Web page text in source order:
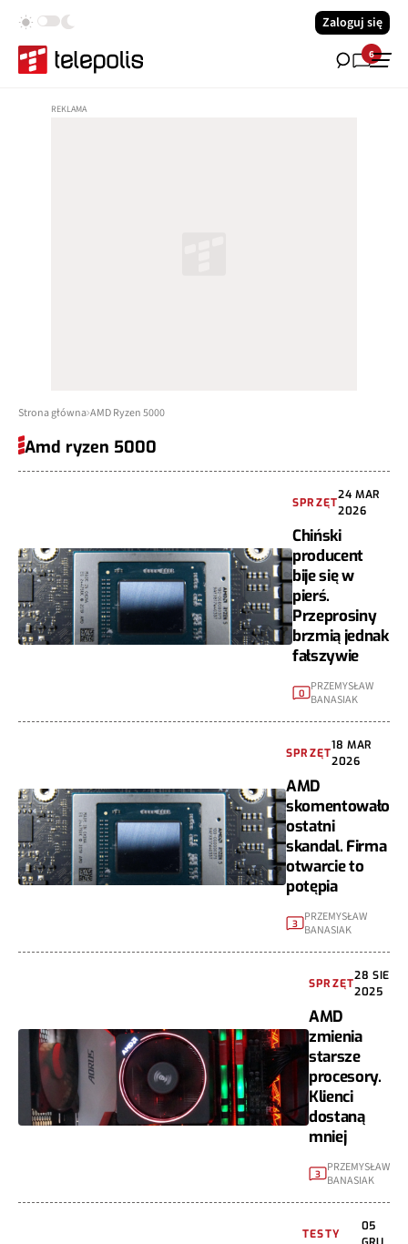
Zaloguj się
6
Strona główna AMD Ryzen 5000
Amd ryzen 5000
SPRZĘT
24 MAR
2026
Chiński
producent
bije się w
pierś.
Przeprosiny
brzmią jednak
fałszywie
0
PRZEMYSŁAW
BANASIAK
SPRZĘT
18 MAR
2026
AMD
skomentowało
ostatni
skandal. Firma
otwarcie to
potępia
3
PRZEMYSŁAW
BANASIAK
SPRZĘT
28 SIE
2025
AMD
zmienia
starsze
procesory.
Klienci
dostaną
mniej
3
PRZEMYSŁAW
BANASIAK
TESTY
05